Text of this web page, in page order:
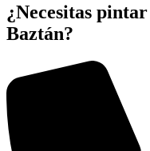
¿Necesitas
Baztán?